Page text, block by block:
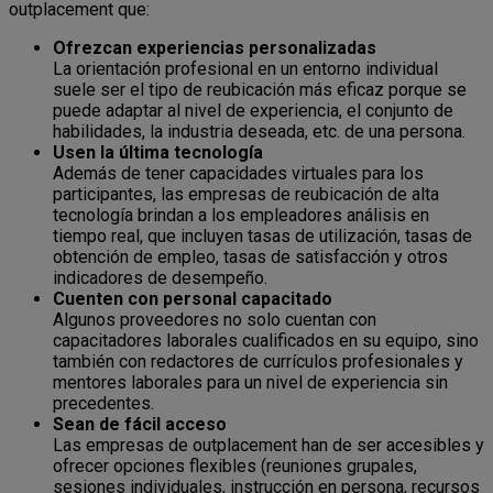
outplacement que:
Ofrezcan experiencias personalizadas
La orientación profesional en un entorno individual
suele ser el tipo de reubicación más eficaz porque se
puede adaptar al nivel de experiencia, el conjunto de
habilidades, la industria deseada, etc. de una persona.
Usen la última tecnología
Además de tener capacidades virtuales para los
participantes, las empresas de reubicación de alta
tecnología brindan a los empleadores análisis en
tiempo real, que incluyen tasas de utilización, tasas de
obtención de empleo, tasas de satisfacción y otros
indicadores de desempeño.
Cuenten con personal capacitado
Algunos proveedores no solo cuentan con
capacitadores laborales cualificados en su equipo, sino
también con redactores de currículos profesionales y
mentores laborales para un nivel de experiencia sin
precedentes.
Sean de fácil acceso
Las empresas de outplacement han de ser accesibles y
ofrecer opciones flexibles (reuniones grupales,
sesiones individuales, instrucción en persona, recursos